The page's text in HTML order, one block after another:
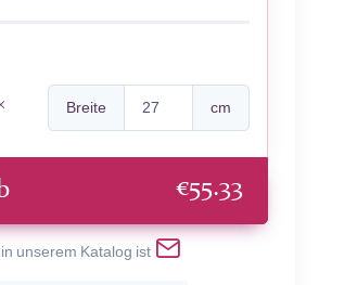
Breite cm
€55.33
unserem Katalog ist